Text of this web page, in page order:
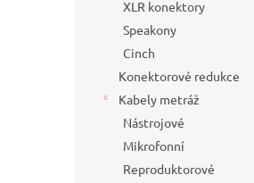
XLR konektory
Speakony
Cinch
Konektorové redukce
Kabely metráž
Nástrojové
Mikrofonní
Reproduktorové